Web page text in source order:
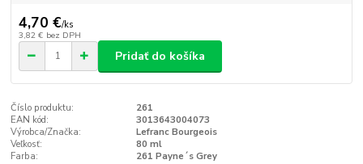
4,70 €/ks
3,82 € bez DPH
Pridať do košíka
Číslo produktu:
261
EAN kód:
3013643004073
Výrobca/Značka:
Lefranc Bourgeois
Veľkosť:
80 ml
Farba:
261 Payne´s Grey